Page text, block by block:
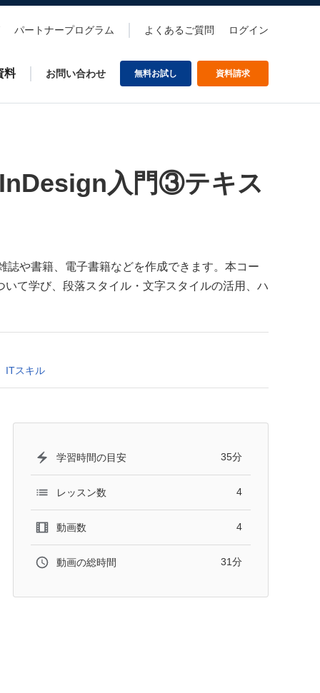
パートナープログラム よくあるご質問 ログイン
料 お問い合わせ 無料お試し 資料請求
入門③テキス
や書籍、電子書籍などを作成できます。本コー
て学び、段落スタイル・文字スタイルの活用、ハ
ITスキル
学習時間の目安 35分
レッスン数 4
動画数 4
動画の総時間 31分